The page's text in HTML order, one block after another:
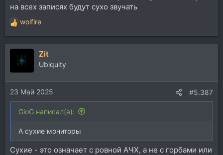
на всех записях будут сухо звучать
Р
е
а
и
и
:
wolfire
Zit
Ubiquity
23 Май 2025 #5.387
GioG написал(а):
А сухие мониторы
Сухие - это означает с ровной АЧХ, а не с горбами или